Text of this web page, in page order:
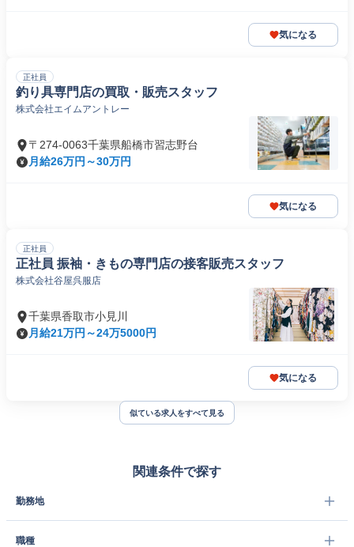
気になる
正社員
釣り具専門店の買取・販売スタッフ
株式会社エイムアントレー
〒274-0063千葉県船橋市習志野台
月給26万円～30万円
気になる
正社員
正社員 振袖・きもの専門店の接客販売スタッフ
株式会社谷屋呉服店
千葉県香取市小見川
月給21万円～24万5000円
気になる
似ている求人をすべて見る
関連条件で探す
勤務地
職種